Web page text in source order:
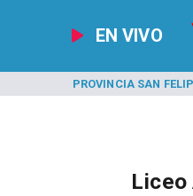
EN VIVO
PROVINCIA SAN
Liceo